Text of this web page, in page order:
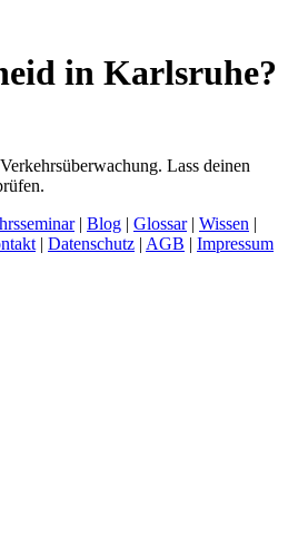
in Karlsruhe?
Lass deinen
| Blog | Glossar| Wissen |
| Datenschutz | AGB | Impressum